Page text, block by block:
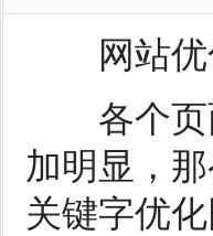
网站优化
各个页面
加明显，
关键字优